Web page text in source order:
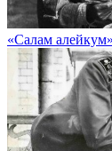
«Салам